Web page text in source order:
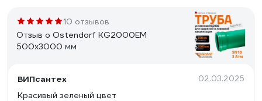
10 отзывов
Отзыв о Ostendorf KG2000EM
500x3000 мм
ВИПсантех 02.03.2025
Красивый зеленый цвет